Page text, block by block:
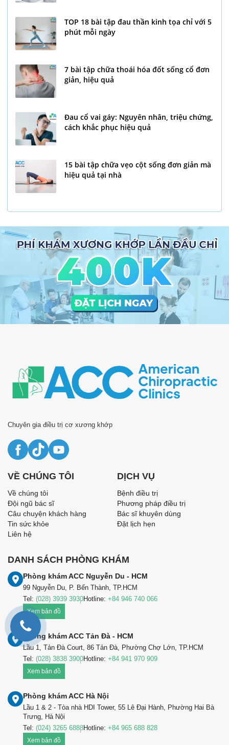
TOP 18 bài tập đau thần kinh tọa chỉ với 5
phút mỗi ngày
7 bài tập chữa thoái hóa đốt sống cổ đơn
giản, hiệu quả
Đau cổ vai gáy: Nguyên nhân, triệu chứng,
cách khắc phục hiệu quả
15 bài tập chữa vẹo cột sống đơn giản mà
hiệu quả tại nhà
Chuyên gia điều trị cơ xương khớp
DANH SÁCH PHÒNG KHÁM
Phòng khám ACC Nguyễn Du - HCM
99 Nguyễn Du, P. Bến Thành, TP.HCM
Tel: (028) 3939 3930Hotline: +84 946 740 066
Xem bản đồ
Phòng khám ACC Tản Đà - HCM
Lầu 1, Tản Đà Court, 86 Tản Đà, Phường Chợ Lớn, TP.HCM
Tel: (028) 3838 3900Hotline: +84 941 970 909
Xem bản đồ
Phòng khám ACC Hà Nội
Lầu 1 & 2 - Tòa nhà HDI Tower, 55 Lê Đại Hành, Phường Hai Bà
Trưng, Hà Nội
Tel: (024) 3265 6888Hotline: +84 965 688 828
Xem bản đồ
VỀ CHÚNG TÔI
Về chúng tôi
Đội ngũ bác sĩ
Câu chuyện khách hàng
Tin sức khỏe
Liên hệ
DỊCH VỤ
Bệnh điều trị
Phương pháp điều trị
Bác sĩ khuyên dùng
Đặt lịch hẹn